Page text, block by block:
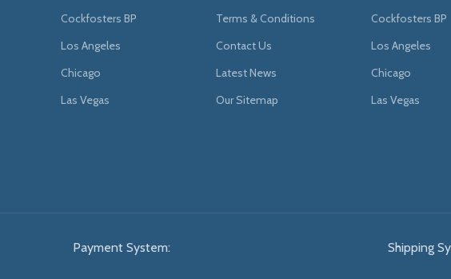
Cockfosters BP
Los Angeles
Chicago
Las Vegas
Terms & Conditions
Contact Us
Latest News
Our Sitemap
Cockfosters BP
Los Angeles
Chicago
Las Vegas
Payment System: Shipping